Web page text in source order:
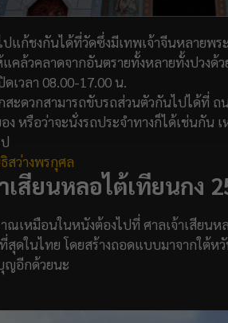
ปแก้ชงกันได้ที่วัดซึ่งมีเทพเจ้าจีนหลายพร
คล้วคลาดจากอันตรายทั้งหลายทั้งปวงด้
เวลา 08.00-17.00 น.
สะดวกสามารถขับรถส่วนตัวกันไปได้ที่
อง หรือว่าจะนั่งรถประจำทางก็ได้เช่นกัน
ว่างพรกุศล
เสียนหลอไต้เทียนกง
ณเหมือนในหนังต้องไปที่ ศาลเจ้าเสียน
ดในไทย โดยสร้างถอดแบบมาจากใต้ห
ญอีกด้วยนะ